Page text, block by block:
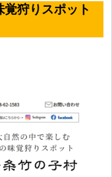
狩りスポット